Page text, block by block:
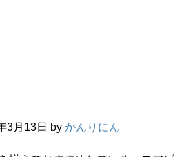
3月13日 by かんりにん